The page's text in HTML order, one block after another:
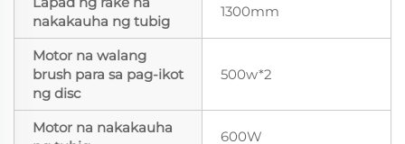
nakakauha ng tubig
1300mm
Motor na walang
brush para sa pag-ikot
ng disc
500w*2
Motor na nakakauha
600W